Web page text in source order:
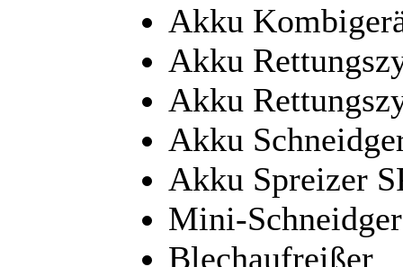
Akku
Akku
Akku
Akku
Akku Spreizer
Mini-
Blechaufreißer